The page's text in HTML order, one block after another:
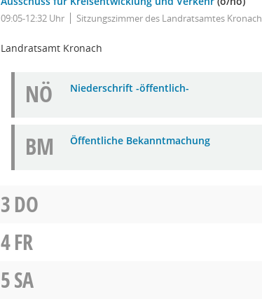
09:05-12:32 Uhr Sitzungszimmer des Landratsamtes Kronach
Landratsamt Kronach
NÖ Niederschrift -öffentlich-
BM Öffentliche Bekanntmachung
3DO
4FR
5SA